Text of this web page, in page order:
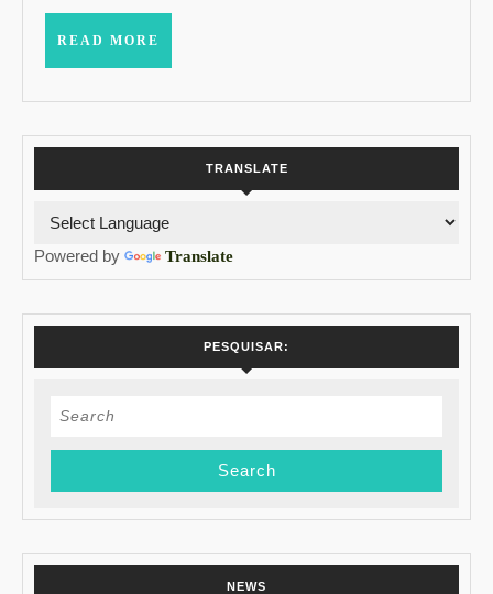
READ MORE
TRANSLATE
Powered by Translate
PESQUISAR:
Search
NEWS